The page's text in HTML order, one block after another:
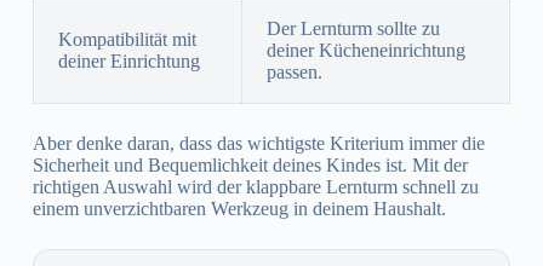
Kompatibilität mit
deiner Einrichtung
Der Lernturm sollte zu
deiner Kücheneinrichtung
passen.
Aber denke daran, dass das wichtigste Kriterium immer die
Sicherheit und Bequemlichkeit deines Kindes ist. Mit der
richtigen Auswahl wird der klappbare Lernturm schnell zu
einem unverzichtbaren Werkzeug in deinem Haushalt.